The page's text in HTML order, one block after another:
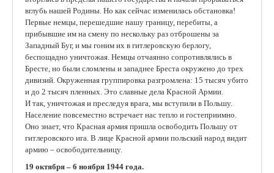
вглубь нашей Родины. Но как сейчас изменилась обстановка!
Первые немцы, перешедшие нашу границу, перебиты, а
прибывшие им на смену по нескольку раз отброшены за
Западный Буг, и мы гоним их в гитлеровскую берлогу,
беспощадно уничтожая. Немцы отчаянно сопротивлялись в
Бресте, но были сломлены и западнее Бреста окружено до трех
дивизий. Окруженная группировка разгромлена: 15 тысяч убито
и до 2 тысяч пленных. Это славные дела Красной Армии.
И так, уничтожая и преследуя врага, мы вступили в Польшу.
Население повсеместно встречает нас тепло и гостеприимно.
Оно знает, что Красная армия пришла освободить Польшу от
гитлеровского ига. В лице Красной армии польский народ видит
армию – освободительницу.
19 октября – 6 ноября 1944 года.